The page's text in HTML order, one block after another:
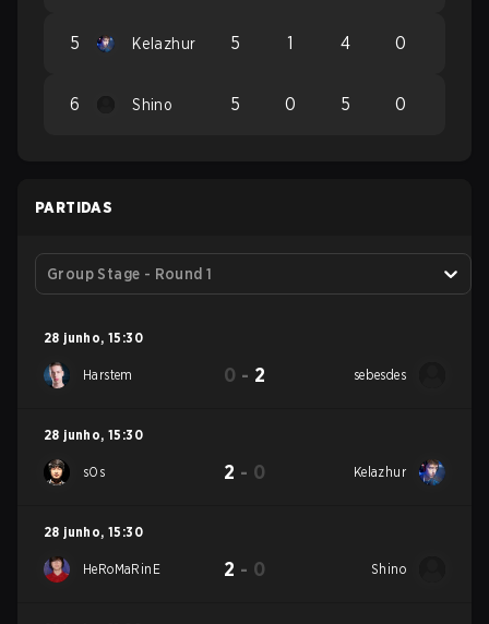
5 Kelazhur 5 1 4 0
6 Shino 5 0 5 0
PARTIDAS
Group Stage - Round 1
28 junho, 15:30
Harstem 0 - 2 sebesdes
28 junho, 15:30
sOs 2 - 0 Kelazhur
28 junho, 15:30
HeRoMaRinE 2 - 0 Shino